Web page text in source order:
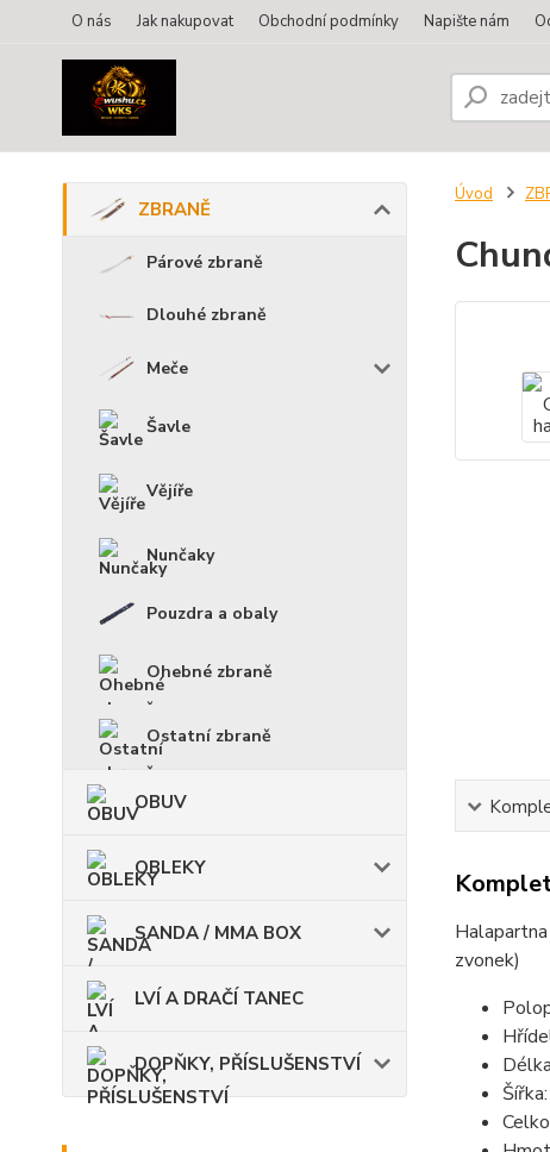
O nás Jak nakupovat Obchodní podmínky Napište nám
ZBRANĚ
Párové zbraně
Dlouhé zbraně
Meče
Šavle
Vějíře
Nunčaky
Pouzdra a obaly
Ohebné zbraně
Ostatní zbraně
OBUV
OBLEKY
SANDA / MMA BOX
LVÍ A DRAČÍ TANEC
DOPŇKY, PŘÍSLUŠENSTVÍ
Úvod
zvonek)